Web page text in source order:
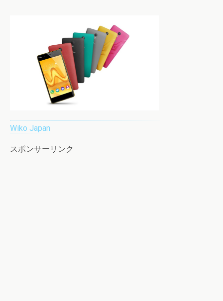
Wiko Japan
スポンサーリンク